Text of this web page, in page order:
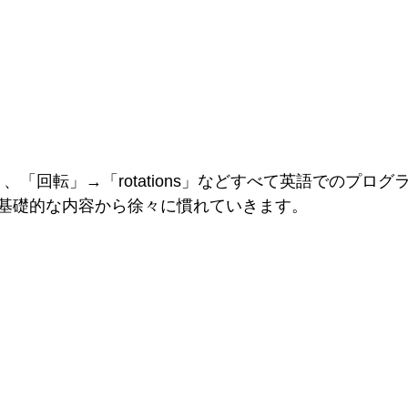
「回転」→「rotations」などすべて英語でのプログ
礎的な内容から徐々に慣れていきます。